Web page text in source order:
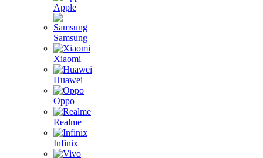
Apple
Samsung
Xiaomi
Huawei
Oppo
Realme
Infinix